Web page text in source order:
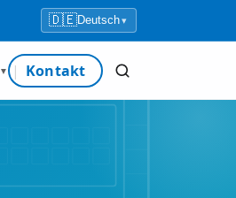
🇩🇪Deutsch▾
▼ Kontakt